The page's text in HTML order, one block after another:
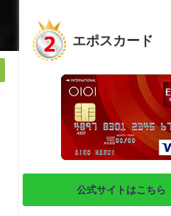
エポスカード
公式サイトはこちら